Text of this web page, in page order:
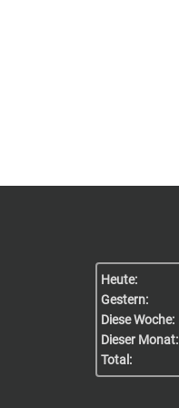
Heute:
Gestern:
Diese Woche:
Dieser Monat:
Total: